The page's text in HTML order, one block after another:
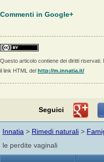
Commenti in Google+
Questo articolo contiene dei diritti
il link HTML del http://m.innatia.it/
Seguici
Innatia > Rimedi naturali >
le perdite vaginali